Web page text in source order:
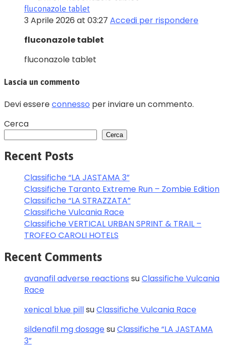
fluconazole tablet
3 Aprile 2026 at 03:27 Accedi per rispondere
fluconazole tablet
fluconazole tablet
Lascia un commento
Devi essereconnesso per inviare un commento.
Cerca
Cerca
Recent Posts
Classifiche “LA JASTAMA 3”
Classifiche Taranto Extreme Run – Zombie Edition
Classifiche “LA STRAZZATA”
Classifiche Vulcania Race
Classifiche VERTICAL URBAN SPRINT & TRAIL –
TROFEO CAROLI HOTELS
Recent Comments
avanafil adverse reactions suClassifiche Vulcania
Race
xenical blue pillsuClassifiche Vulcania Race
sildenafil mg dosagesuClassifiche “LA JASTAMA
3”